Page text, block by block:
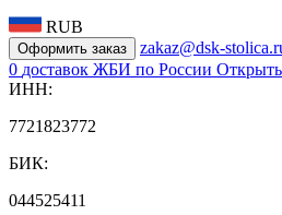
RUB
Оформить заказ zakaz@dsk-
0 доставок ЖБИ по России
ИНН:
7721823772
БИК:
044525411